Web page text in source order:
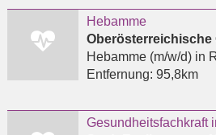
Hebamme
Hebamme (m/w/d)in
Entfernung: 95,8km